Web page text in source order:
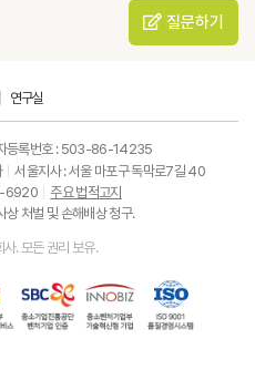
질문하기
연구실
등록번호 : 503-86-14235
서울지사 : 서울 마포구 독막로7길 40
6920
주요 법적고지
상 처벌 및 손해배상 청구.
. 모든 권리 보유.
중
소
기
업
중
소
벤
처
ISO9001
경